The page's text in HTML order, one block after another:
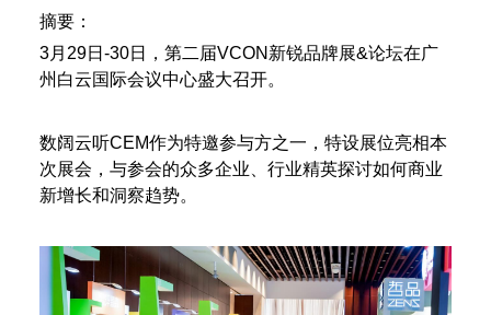
摘要：
3月29日-30日，第二届VCON新锐品牌展&论坛在广
州白云国际会议中心盛大召开。
数阔云听CEM作为特邀参与方之一，特设展位亮相本
次展会，与参会的众多企业、行业精英探讨如何商业
新增长和洞察趋势。